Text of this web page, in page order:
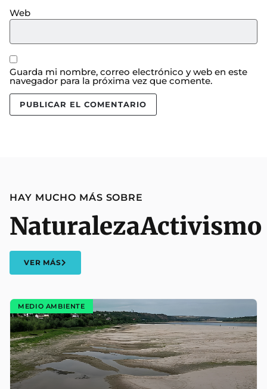
Web
Guarda mi nombre, correo electrónico y web en este
navegador para la próxima vez que comente.
HAY MUCHO MÁS SOBRE
NaturalezaActivismo
VER MÁS
MEDIO AMBIENTE